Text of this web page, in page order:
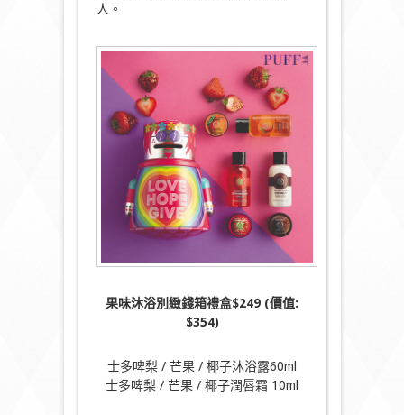
人。
果味沐浴別緻錢箱禮盒$249 (價值:
$354)
士多啤梨 / 芒果 / 椰子沐浴露60ml
士多啤梨 / 芒果 / 椰子潤唇霜 10ml